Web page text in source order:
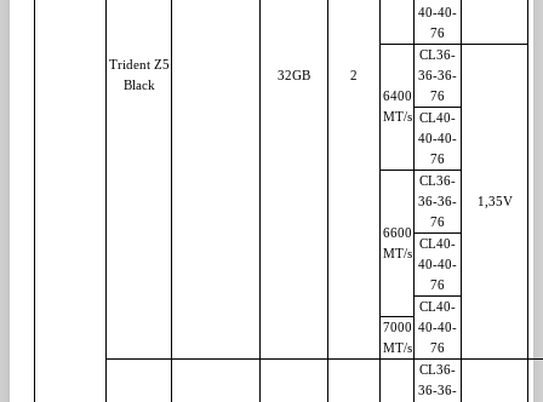
Trident Z5
Black
32GB 2
40-40-
76
6400
MT/s
CL36-
36-36-
76
1,35V
CL40-
40-40-
76
6600
MT/s
CL36-
36-36-
76
CL40-
40-40-
76
CL40-
40-40-
76
7000
MT/s
CL36-
36-36-